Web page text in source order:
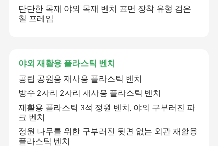
단단한 목재 야외 목재 벤치 표면 장착 유형 검은
철 프레임
야외 재활용 플라스틱 벤치
공립 공원용 재사용 플라스틱 벤치
방수 2자리 2자리 재사용 플라스틱 벤치
재활용 플라스틱 3석 정원 벤치, 야외 구부러진 파
크 벤치
정원 나무를 위한 구부러진 뒷면 없는 외관 재활용
플라스틱 벤치